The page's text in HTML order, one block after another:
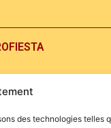
des technologies telles